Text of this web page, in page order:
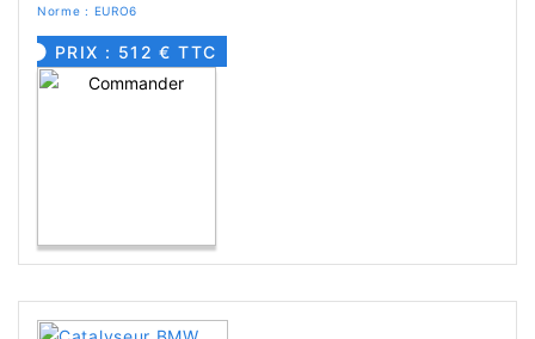
Norme : EURO6
PRIX : 512 € TTC